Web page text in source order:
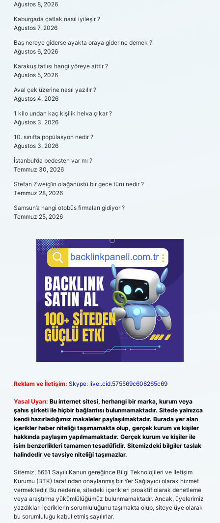
Ağustos 8, 2026
Kaburgada çatlak nasıl iyileşir ?
Ağustos 7, 2026
Baş nereye giderse ayakta oraya gider ne demek ?
Ağustos 6, 2026
Karakuş tatlısı hangi yöreye aittir ?
Ağustos 5, 2026
Aval çek üzerine nasıl yazılır ?
Ağustos 4, 2026
1 kilo undan kaç kişilik helva çıkar ?
Ağustos 3, 2026
10. sınıfta popülasyon nedir ?
Ağustos 3, 2026
İstanbul’da bedesten var mı ?
Temmuz 30, 2026
Stefan Zweig’in olağanüstü bir gece türü nedir ?
Temmuz 28, 2026
Samsun’a hangi otobüs firmaları gidiyor ?
Temmuz 25, 2026
Reklam ve İletişim: Skype: live:.cid.575569c608265c69
Yasal Uyarı: Bu internet sitesi, herhangi bir marka, kurum veya
şahıs şirketi ile hiçbir bağlantısı bulunmamaktadır. Sitede yalnızca
kendi hazırladığımız makaleler paylaşılmaktadır. Burada yer alan
içerikler haber niteliği taşımamakta olup, gerçek kurum ve kişiler
hakkında paylaşım yapılmamaktadır. Gerçek kurum ve kişiler ile
isim benzerlikleri tamamen tesadüfidir. Sitemizdeki bilgiler taslak
halindedir ve tavsiye niteliği taşımazlar.
Sitemiz, 5651 Sayılı Kanun gereğince Bilgi Teknolojileri ve İletişim
Kurumu (BTK) tarafından onaylanmış bir Yer Sağlayıcı olarak hizmet
vermektedir. Bu nedenle, sitedeki içerikleri proaktif olarak denetleme
veya araştırma yükümlülüğümüz bulunmamaktadır. Ancak, üyelerimiz
yazdıkları içeriklerin sorumluluğunu taşımakta olup, siteye üye olarak
bu sorumluluğu kabul etmiş sayılırlar.